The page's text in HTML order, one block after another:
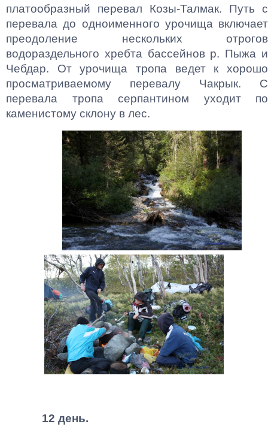
платообразный перевал Козы-Талмак. Путь с
перевала до одноименного урочища включает
преодоление нескольких отрогов
водораздельного хребта бассейнов р. Пыжа и
Чебдар. От урочища тропа ведет к хорошо
просматриваемому перевалу Чакрык. С
перевала тропа серпантином уходит по
каменистому склону в лес.
12 день.